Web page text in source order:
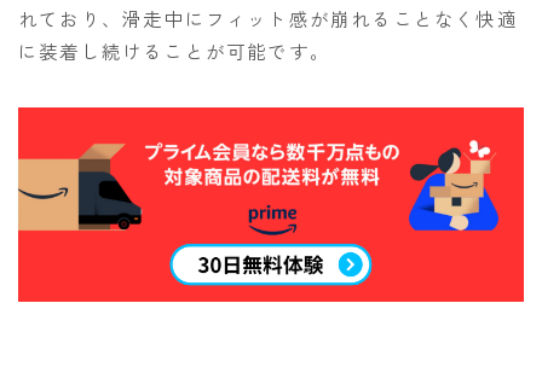
れており、滑走中にフィット感が崩れることなく快適
に装着し続けることが可能です。